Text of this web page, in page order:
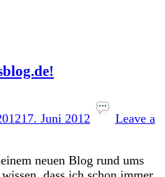
17. Juni 2012
Leave a
neuen Blog rund ums